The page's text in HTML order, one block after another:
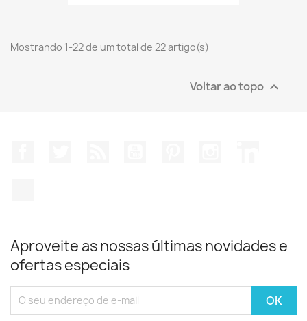
Mostrando 1-22 de um total de 22 artigo(s)
Voltar ao topo 
Aproveite as nossas últimas novidades e
ofertas especiais